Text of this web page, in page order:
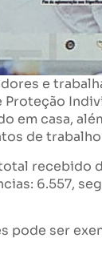
e
em casa,
de
recebido
6.557,
pode ser